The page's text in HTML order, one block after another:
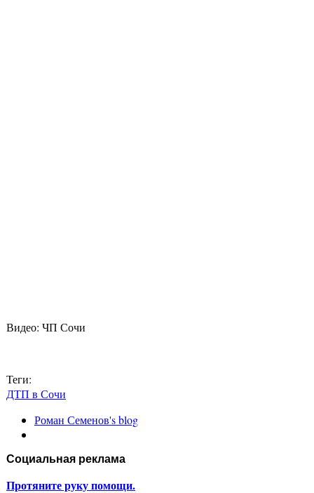
Видео: ЧП Сочи
Теги:
ДТП в Сочи
Роман Семенов's blog
Социальная реклама
Протяните руку помощи.